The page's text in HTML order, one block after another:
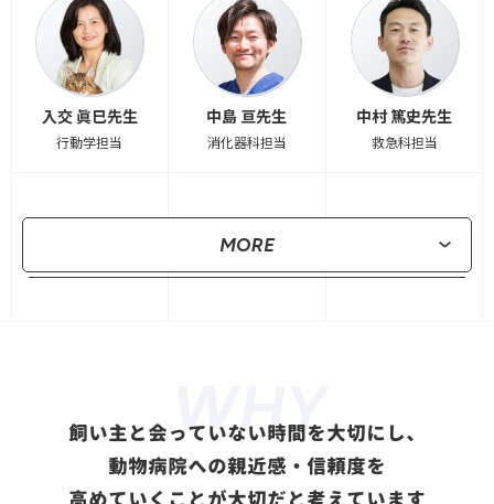
入交 眞巳先生
行動学担当
中島 亘先生
消化器科担当
中村 篤史先生
救急科担当
WHY
飼い主と会っていない時間を大切にし、
動物病院への親近感・信頼度を